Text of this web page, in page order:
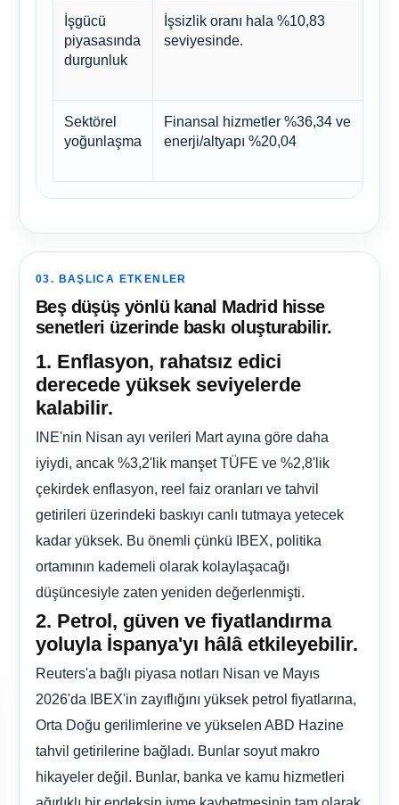
İşgücü
piyasasında
durgunluk
İşsizlik oranı hala %10,83
seviyesinde.
Sektörel
yoğunlaşma
Finansal hizmetler %36,34 ve
enerji/altyapı %20,04
03. BAŞLICA ETKENLER
Beş düşüş yönlü kanal Madrid hisse
senetleri üzerinde baskı oluşturabilir.
1. Enflasyon, rahatsız edici
derecede yüksek seviyelerde
kalabilir.
INE'nin Nisan ayı verileri Mart ayına göre daha
iyiydi, ancak %3,2'lik manşet TÜFE ve %2,8'lik
çekirdek enflasyon, reel faiz oranları ve tahvil
getirileri üzerindeki baskıyı canlı tutmaya yetecek
kadar yüksek. Bu önemli çünkü IBEX, politika
ortamının kademeli olarak kolaylaşacağı
düşüncesiyle zaten yeniden değerlenmişti.
2. Petrol, güven ve fiyatlandırma
yoluyla İspanya'yı hâlâ etkileyebilir.
Reuters'a bağlı piyasa notları Nisan ve Mayıs
2026'da IBEX'in zayıflığını yüksek petrol fiyatlarına,
Orta Doğu gerilimlerine ve yükselen ABD Hazine
tahvil getirilerine bağladı. Bunlar soyut makro
hikayeler değil. Bunlar, banka ve kamu hizmetleri